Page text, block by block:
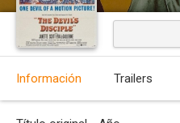
Información Trailers